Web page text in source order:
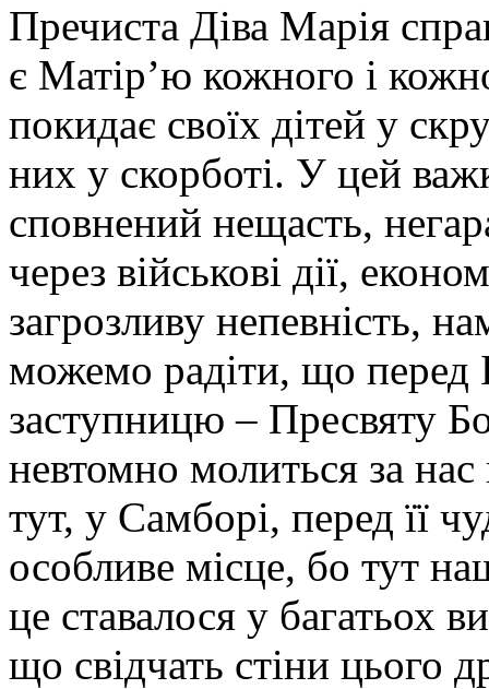
Пречиста Діва Марія
є Матір’ю кожного і
покидає своїх дітей у
них у скорботі. У цей
сповнений нещасть,
через військові дії,
загрозливу непевність,
можемо радіти, що
заступницю – Пресвяту
невтомно молиться за
тут, у Самборі, перед її
особливе місце, бо тут
це ставалося у багатьох
що свідчать стіни цього